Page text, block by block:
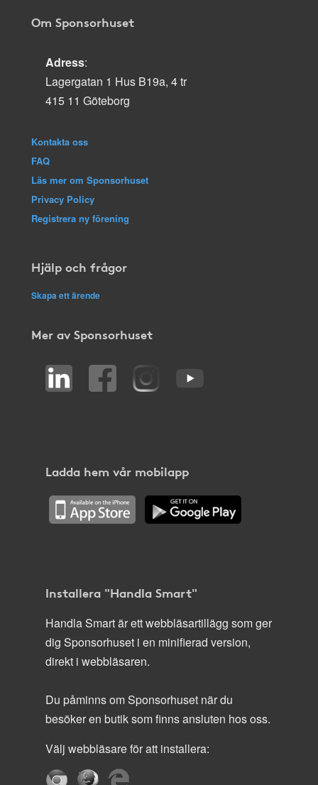
Om Sponsorhuset
Adress:
Lagergatan 1 Hus B19a, 4 tr
415 11 Göteborg
Kontakta oss
FAQ
Läs mer om Sponsorhuset
Privacy Policy
Registrera ny förening
Hjälp och frågor
Skapa ett ärende
Mer av Sponsorhuset
Ladda hem vår mobilapp
Installera "Handla Smart"
Handla Smart är ett webbläsartillägg som ger
dig Sponsorhuset i en minifierad version,
direkt i webbläsaren.
Du påminns om Sponsorhuset när du
besöker en butik som finns ansluten hos oss.
Välj webbläsare för att installera: